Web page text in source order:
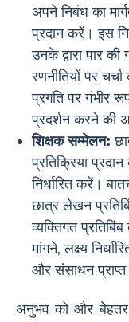
अपने निबंध का
प्रदान करें। इस
उनके द्वारा पार
रणनीतियों पर
प्रगति पर गंभीर
प्रदर्शन करने की
शिक्षक सम्मेलन:
प्रतिक्रिया
निर्धारित करें।
छात्र लेखन
व्यक्तिगत
मांगने, लक्ष्य
और संसाधन प्राप्त
अनुभव को और